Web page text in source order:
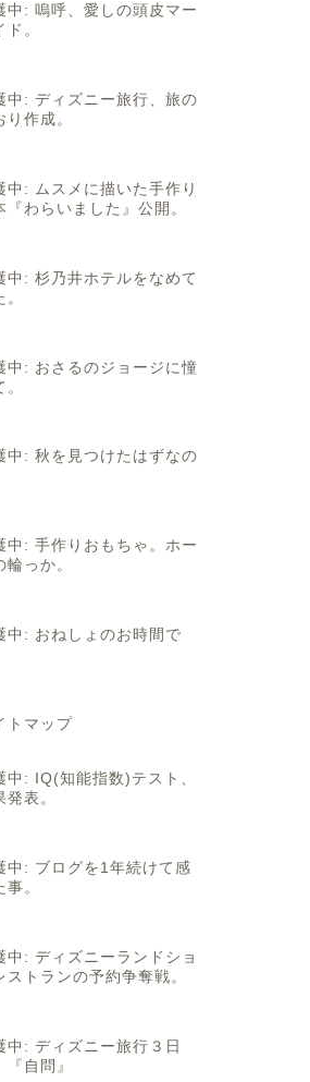
2021年は、こんな年でした。
中: 嗚呼、愛しの頭皮マー
ド。
中: ディズニー旅行、旅の
り作成。
中: ムスメに描いた手作り
『わらいました』公開。
中: 杉乃井ホテルをなめて
中: おさるのジョージに憧
中: 秋を見つけたはずなの
中: 手作りおもちゃ。ホー
輪っか。
中: おねしょのお時間で
トマップ
中: IQ(知能指数)テスト、
発表。
中: ブログを1年続けて感
事。
中: ディズニーランドショ
ストランの予約争奪戦。
中: ディズニー旅行３日
『自問』